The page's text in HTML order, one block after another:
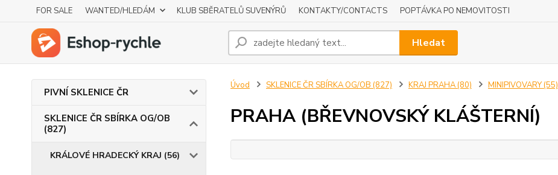
FOR SALE WANTED/HLEDÁM KLUB SBĚRATELŮ SUVENÝRŮ KONTAKTY/CONTACTS POPTÁVKA PO NEMOVITOSTI
Hledat
PIVNÍ SKLENICE ČR
SKLENICE ČR SBÍRKA OG/OB
(827)
KRÁLOVÉ HRADECKÝ KRAJ (56)
Úvod SKLENICE ČR SBÍRKA OG/OB (827) KRAJ PRAHA (80) MINIPIVOVARY (55)
PRAHA (BŘEVNOVSKÝ KLÁŠTERNÍ)